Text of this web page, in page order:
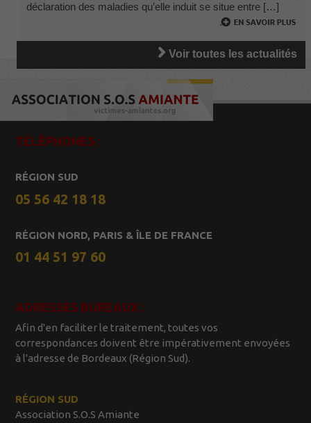
déclaration des maladies qu’elle induit se situe entre […]
.
Voir toutes les actualités
TÉLÉPHONES :
RÉGION SUD
05 56 42 18 18
RÉGION NORD, PARIS & ÎLE DE FRANCE
01 44 51 97 60
ADRESSES BUREAUX :
Afin d'en faciliter le traitement, toutes vos
correspondances doivent être impérativement envoyées
à l'adresse de Bordeaux (Région Sud).
RÉGION SUD
Association S.O.S Amiante